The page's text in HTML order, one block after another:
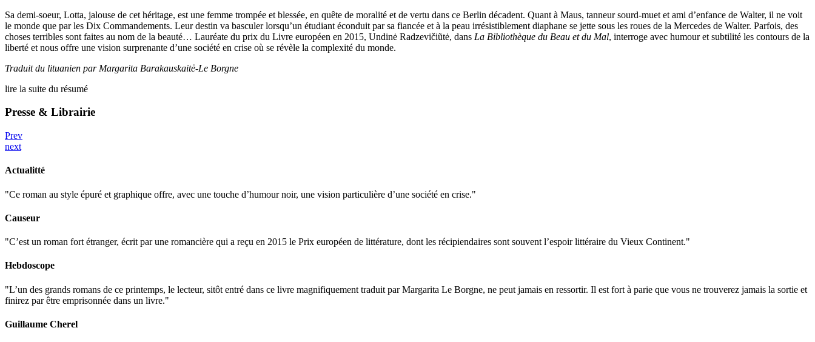
Sa demi-soeur, Lotta, jalouse de cet héritage, est une femme trompée et blessée, en quête de moralité et de vertu dans ce Berlin décadent. Quant à Maus, tanneur sourd-muet et ami d’enfance de Walter, il ne voit
le monde que par les Dix Commandements. Leur destin va basculer lorsqu’un étudiant éconduit par sa fiancée et à la peau irrésistiblement diaphane se jette sous les roues de la Mercedes de Walter. Parfois, des
choses terribles sont faites au nom de la beauté… Lauréate du prix du Livre européen en 2015, Undinė Radzevičiũtė, dans La Bibliothèque du Beau et du Mal, interroge avec humour et subtilité les contours de la
liberté et nous offre une vision surprenante d’une société en crise où se révèle la complexité du monde.
Traduit du lituanien par Margarita Barakauskaitė-Le Borgne
lire la suite du résumé
Presse & Librairie
Prev
next
Actualitté
"Ce roman au style épuré et graphique offre, avec une touche d’humour noir, une vision particulière d’une société en crise."
Causeur
"C’est un roman fort étranger, écrit par une romancière qui a reçu en 2015 le Prix européen de littérature, dont les récipiendaires sont souvent l’espoir littéraire du Vieux Continent."
Hebdoscope
"L’un des grands romans de ce printemps, le lecteur, sitôt entré dans ce livre magnifiquement traduit par Margarita Le Borgne, ne peut jamais en ressortir. Il est fort à parie que vous ne trouverez jamais la sortie et
finirez par être emprisonnée dans un livre."
Guillaume Cherel